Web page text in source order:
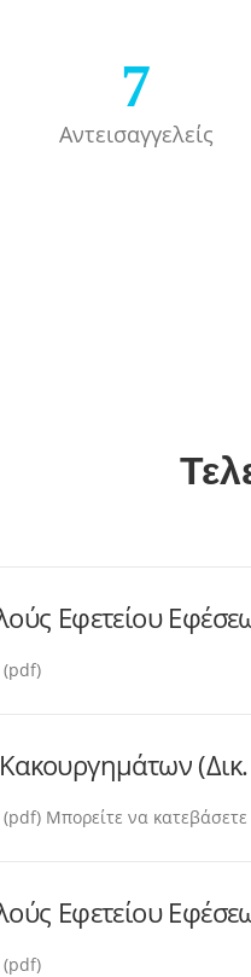
7
Αντεισαγγελείς
Εφετείου
(pdf)
Μπορείτε να κατεβάσετε
Εφετείου
(pdf)